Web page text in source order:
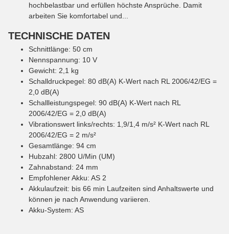
hochbelastbar und erfüllen höchste Ansprüche. Damit
arbeiten Sie komfortabel und...
TECHNISCHE DATEN
Schnittlänge: 50 cm
Nennspannung: 10 V
Gewicht: 2,1 kg
Schalldruckpegel: 80 dB(A) K-Wert nach RL 2006/42/EG =
2,0 dB(A)
Schallleistungspegel: 90 dB(A) K-Wert nach RL
2006/42/EG = 2,0 dB(A)
Vibrationswert links/rechts: 1,9/1,4 m/s² K-Wert nach RL
2006/42/EG = 2 m/s²
Gesamtlänge: 94 cm
Hubzahl: 2800 U/Min (UM)
Zahnabstand: 24 mm
Empfohlener Akku: AS 2
Akkulaufzeit: bis 66 min Laufzeiten sind Anhaltswerte und
können je nach Anwendung variieren.
Akku-System: AS